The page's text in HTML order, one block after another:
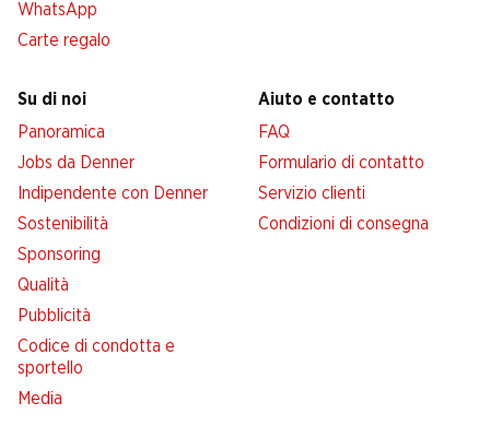
WhatsApp
Carte regalo
Su di noi
Panoramica
Jobs da Denner
Indipendente con Denner
Sostenibilità
Sponsoring
Qualità
Pubblicità
Codice di condotta e
sportello
Media
Aiuto e contatto
FAQ
Formulario di contatto
Servizio clienti
Condizioni di consegna